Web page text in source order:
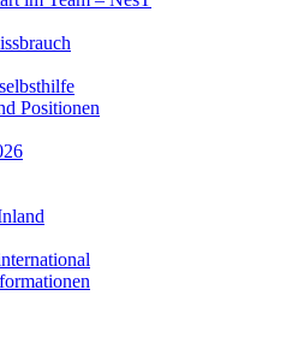
Positionen